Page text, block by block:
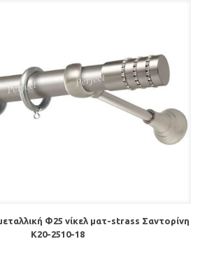
Φ25 νίκελ ματ-strass Σαντορίνη
Κ20-2510-18